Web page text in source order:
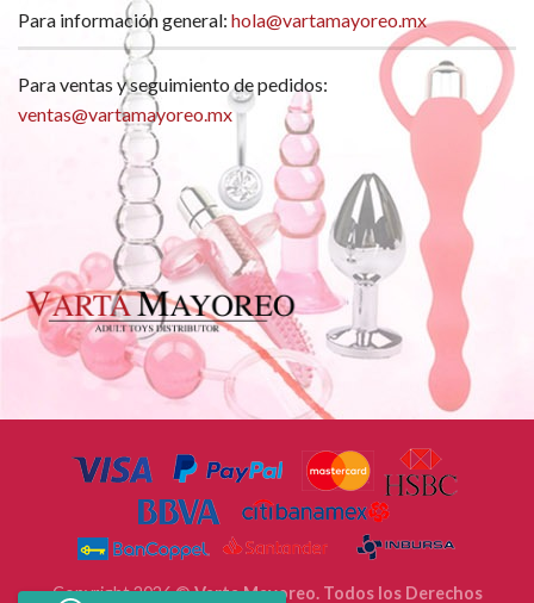
Para información general: hola@vartamayoreo.mx
Para ventas y seguimiento de pedidos:
ventas@vartamayoreo.mx
Copyright 2026 ©Varta Mayoreo. Todos los Derechos